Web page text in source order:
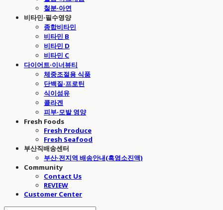
철분·아연
비타민·필수영양
종합비타민
비타민 B
비타민 D
비타민 C
다이어트·이너뷰티
체중조절용 식품
단백질·프로틴
식이섬유
콜라겐
피부·모발 영양
Fresh Foods
Fresh Produce
Fresh Seafood
부산직배송센터
부산·전지역 배송안내(흑염소진액)
Community
Contact Us
REVIEW
Customer Center